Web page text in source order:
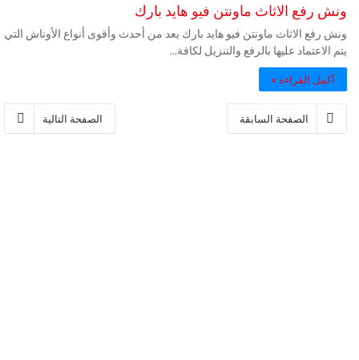
ونش رفع الاثاث ماونتن فيو هايد بارك
ونش رفع الاثاث ماونتن فيو هايد بارك يعد من أحدث وأقوى أنواع الأوناش التي
يتم الاعتماد عليها بالرفع والتنزيل لكافة…
أكمل القراءة »
الصفحة السابقة الصفحة التالية